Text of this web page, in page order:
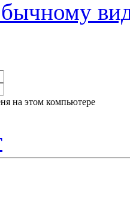
на этом компьютере